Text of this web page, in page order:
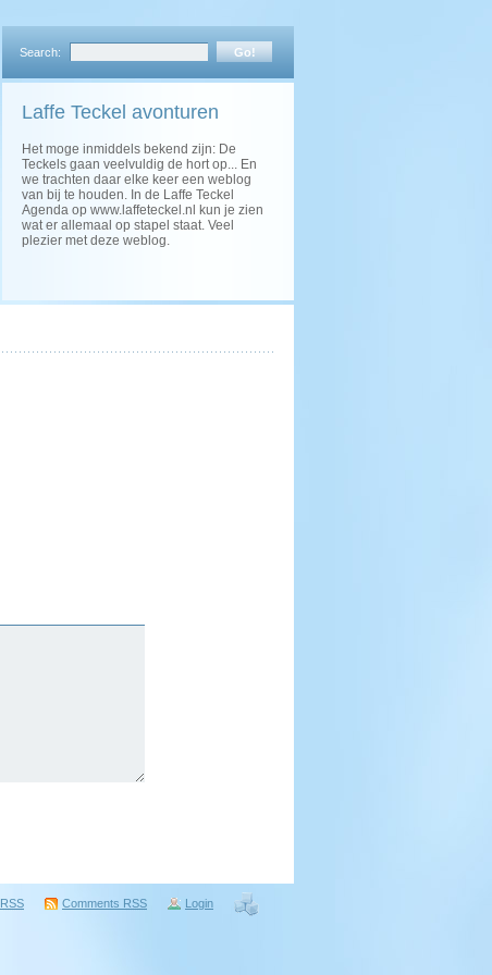
Search:
Laffe Teckel avonturen
Het moge inmiddels bekend zijn: De
Teckels gaan veelvuldig de hort op... En
we trachten daar elke keer een weblog
van bij te houden. In de Laffe Teckel
Agenda op www.laffeteckel.nl kun je zien
wat er allemaal op stapel staat. Veel
plezier met deze weblog.
RSS Comments RSS Login